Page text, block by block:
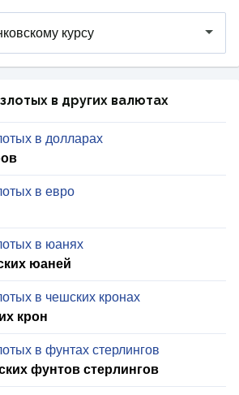
в других валютах
в долларах
в евро
в юанях
юаней
в чешских кронах
крон
в фунтах стерлингов
фунтов стерлингов